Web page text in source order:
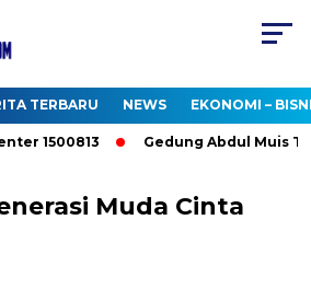
TERBARU NEWS EKONOMI –
1500813 Gedung Abdul Muis
Muda Cinta